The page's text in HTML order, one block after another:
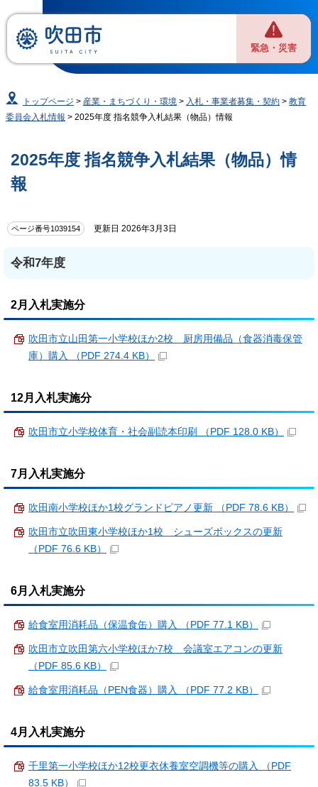
緊急・災害
トップページ > 産業・まちづくり・環境 > 入札・事業者募集・契約 >教育
委員会入札情報 > 2025年度 指名競争入札結果（物品）情報
2025年度 指名競争入札結果（物品）情
報
ページ番号1039154 更新日 2026年3月3日
令和7年度
2月入札実施分
吹田市立山田第一小学校ほか2校 厨房用備品（食器消毒保管
庫）購入 （PDF 274.4 KB）
12月入札実施分
吹田市立小学校体育・社会副読本印刷 （PDF 128.0 KB）
7月入札実施分
吹田南小学校ほか1校グランドピアノ更新 （PDF 78.6 KB）
吹田市立吹田東小学校ほか1校 シューズボックスの更新
（PDF 76.6 KB）
6月入札実施分
給食室用消耗品（保温食缶）購入 （PDF 77.1 KB）
吹田市立吹田第六小学校ほか7校 会議室エアコンの更新
（PDF 85.6 KB）
給食室用消耗品（PEN食器）購入 （PDF 77.2 KB）
4月入札実施分
千里第一小学校ほか12校更衣休養室空調機等の購入 （PDF
83.5 KB）